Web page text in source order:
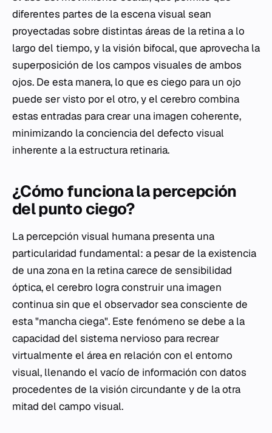
diferentes partes de la escena visual sean
proyectadas sobre distintas áreas de la retina a lo
largo del tiempo, y la visión bifocal, que aprovecha la
superposición de los campos visuales de ambos
ojos. De esta manera, lo que es ciego para un ojo
puede ser visto por el otro, y el cerebro combina
estas entradas para crear una imagen coherente,
minimizando la conciencia del defecto visual
inherente a la estructura retinaria.
¿Cómo funciona la percepción
del punto ciego?
La percepción visual humana presenta una
particularidad fundamental: a pesar de la existencia
de una zona en la retina carece de sensibilidad
óptica, el cerebro logra construir una imagen
continua sin que el observador sea consciente de
esta "mancha ciega". Este fenómeno se debe a la
capacidad del sistema nervioso para recrear
virtualmente el área en relación con el entorno
visual, llenando el vacío de información con datos
procedentes de la visión circundante y de la otra
mitad del campo visual.